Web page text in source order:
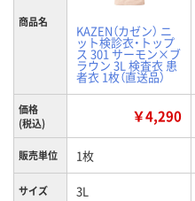
商品名
KAZEN（カゼン） ニ
ット検診衣・トップ
ス 301 サーモン×ブ
ラウン 3L 検査衣 患
者衣 1枚（直送品）
価格
(税込)
￥4,290
販売単位 1枚
サイズ 3L